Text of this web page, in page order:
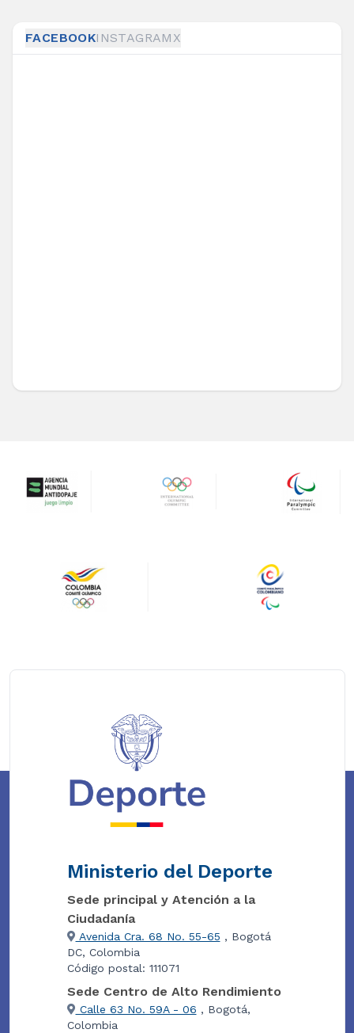
FACEBOOKINSTAGRAM X
Ministerio del Deporte
Sede principal y Atención a la
Ciudadanía
Avenida Cra. 68 No. 55-65 , Bogotá
DC, Colombia
Código postal: 111071
Sede Centro de Alto Rendimiento
Calle 63 No. 59A - 06 , Bogotá,
Colombia